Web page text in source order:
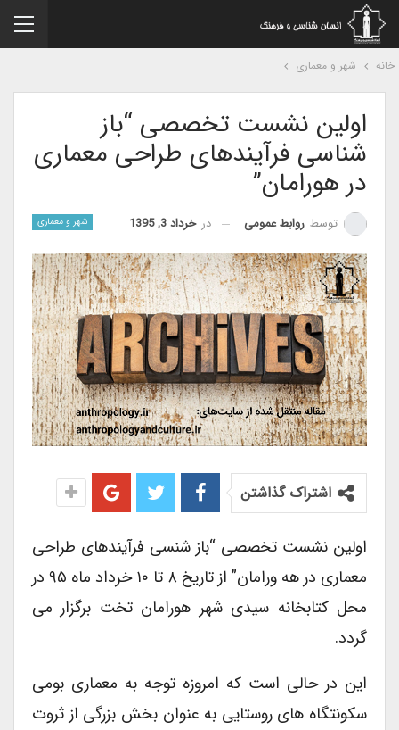
شهر و معماری
اولین نشست تخصصی “باز
شناسی فرآیندهای طراحی معماری
در هورامان”
شهر و معماری توسطروابط عمومی درخرداد 3, 1395
اشتراک گذاشتن
اولین نشست تخصصی “باز شنسی فرآیندهای طراحی
معماری در هه ورامان” از تاریخ ۸ تا ۱۰ خرداد ماه ۹۵ در
محل کتابخانه سیدی شهر هورامان تخت برگزار می
گردد.
این در حالی است که امروزه توجه به معماری بومی
سکونتگاه های روستایی به عنوان بخش بزرگی از ثروت